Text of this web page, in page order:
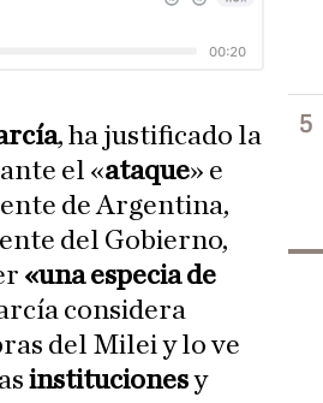
, ha justificado la
el «ataque» e
de Argentina,
del Gobierno,
«una especia de
considera
del Milei y lo ve
institucionesy